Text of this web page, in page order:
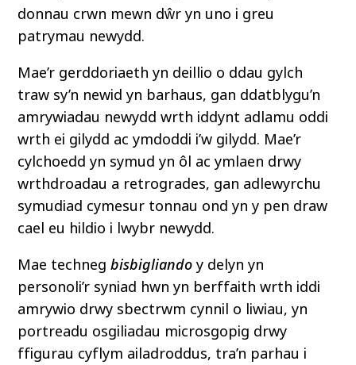
donnau crwn mewn dŵr yn uno i greu
patrymau newydd.
Mae’r gerddoriaeth yn deillio o ddau gylch
traw sy’n newid yn barhaus, gan ddatblygu’n
amrywiadau newydd wrth iddynt adlamu oddi
wrth ei gilydd ac ymdoddi i’w gilydd. Mae’r
cylchoedd yn symud yn ôl ac ymlaen drwy
wrthdroadau a retrogrades, gan adlewyrchu
symudiad cymesur tonnau ond yn y pen draw
cael eu hildio i lwybr newydd.
Mae technegbisbigliandoy delyn yn
personoli’r syniad hwn yn berffaith wrth iddi
amrywio drwy sbectrwm cynnil o liwiau, yn
portreadu osgiliadau microsgopig drwy
ffigurau cyflym ailadroddus, tra’n parhau i